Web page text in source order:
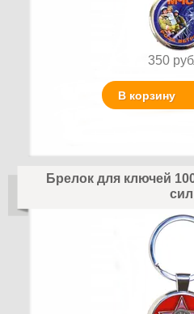
350
В корзину
Брелок для ключей
сил